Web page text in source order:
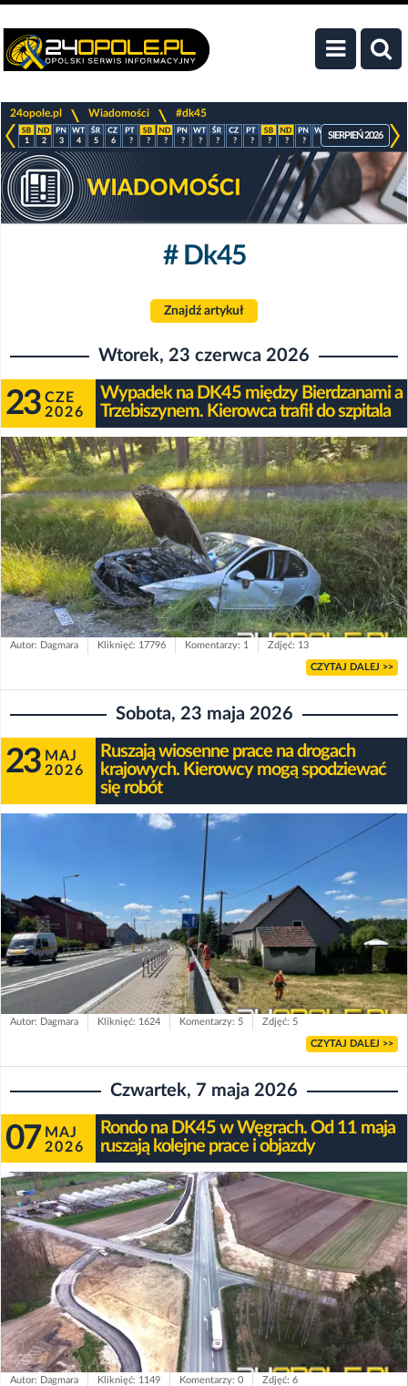
24opole.pl Wiadomości #dk45
1 2 3 4 5 6 ? ? ? ? ? ? ? ? ? ? ? ? ? ? ?
SIERPIEŃ 2026
# Dk45
Znajdź artykuł
Wtorek, 23 czerwca 2026
23 CZE
2026
Wypadek na DK45 między Bierdzanami a
Trzebiszynem. Kierowca trafił do szpitala
Autor: Dagmara Kliknięć: 17796 Komentarzy: 1 Zdjęć: 13
CZYTAJ DALEJ >>
Sobota, 23 maja 2026
23 MAJ
2026
Ruszają wiosenne prace na drogach
krajowych. Kierowcy mogą spodziewać
się robót
Autor: Dagmara Kliknięć: 1624 Komentarzy: 5 Zdjęć: 5
CZYTAJ DALEJ >>
Czwartek, 7 maja 2026
07 MAJ
2026
Rondo na DK45 w Węgrach. Od 11 maja
ruszają kolejne prace i objazdy
Autor: Dagmara Kliknięć: 1149 Komentarzy: 0 Zdjęć: 6